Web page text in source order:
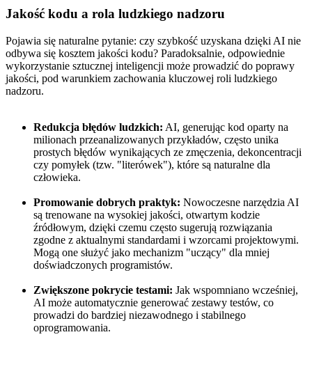
Jakość kodu a rola ludzkiego nadzoru
Pojawia się naturalne pytanie: czy szybkość uzyskana dzięki AI nie
odbywa się kosztem jakości kodu? Paradoksalnie, odpowiednie
wykorzystanie sztucznej inteligencji może prowadzić do poprawy
jakości, pod warunkiem zachowania kluczowej roli ludzkiego
nadzoru.
Redukcja błędów ludzkich: AI, generując kod oparty na
milionach przeanalizowanych przykładów, często unika
prostych błędów wynikających ze zmęczenia, dekoncentracji
czy pomyłek (tzw. "literówek"), które są naturalne dla
człowieka.
Promowanie dobrych praktyk: Nowoczesne narzędzia AI
są trenowane na wysokiej jakości, otwartym kodzie
źródłowym, dzięki czemu często sugerują rozwiązania
zgodne z aktualnymi standardami i wzorcami projektowymi.
Mogą one służyć jako mechanizm "uczący" dla mniej
doświadczonych programistów.
Zwiększone pokrycie testami: Jak wspomniano wcześniej,
AI może automatycznie generować zestawy testów, co
prowadzi do bardziej niezawodnego i stabilnego
oprogramowania.